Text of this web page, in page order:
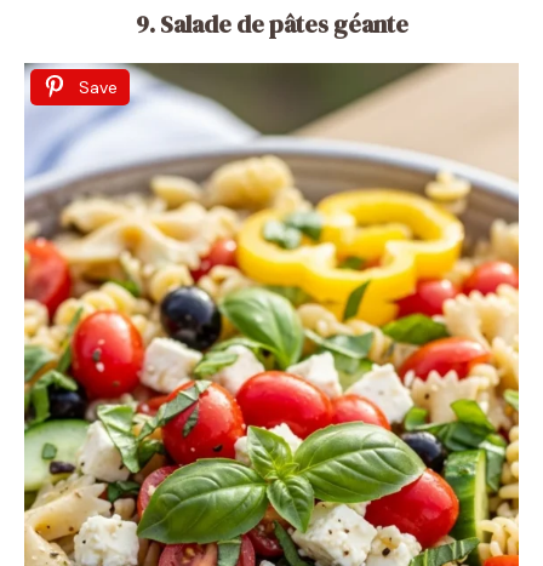
9. Salade de pâtes géante
Save